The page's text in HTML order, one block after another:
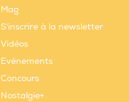
Mag
S'inscrire à la newsletter
Vidéos
Evènements
Concours
Nostalgie+